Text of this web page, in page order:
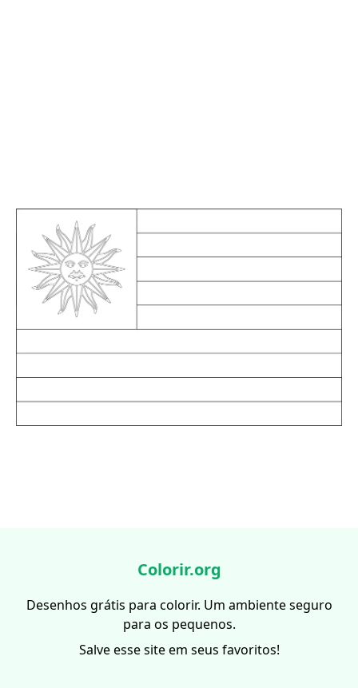
Colorir.org
Desenhos grátis para colorir. Um ambiente seguro
para os pequenos.
Salve esse site em seus favoritos!